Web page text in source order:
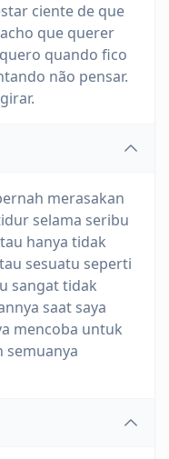
ciente de que
que querer
quando fico
não pensar.
merasakan
selama seribu
hanya tidak
sesuatu seperti
sangat tidak
saat saya
mencoba untuk
semuanya